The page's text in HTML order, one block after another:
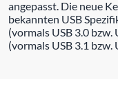
angepasst. Die neue
bekannten USB
(vormals USB 3.0 bzw.
(vormals USB 3.1 bzw.